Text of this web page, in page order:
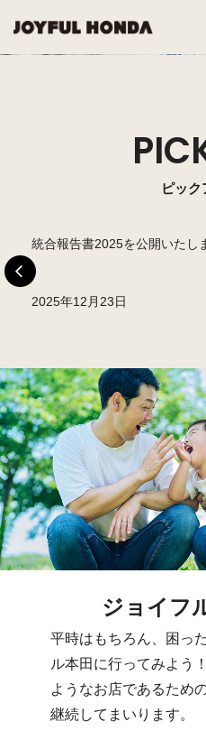
ピック
2025年12月23日
統合報告書2025を公開いたし
ジョイフ
平時はもちろん、困っ
ル本田に行ってみよう
ようなお店であるため
継続してまいります。